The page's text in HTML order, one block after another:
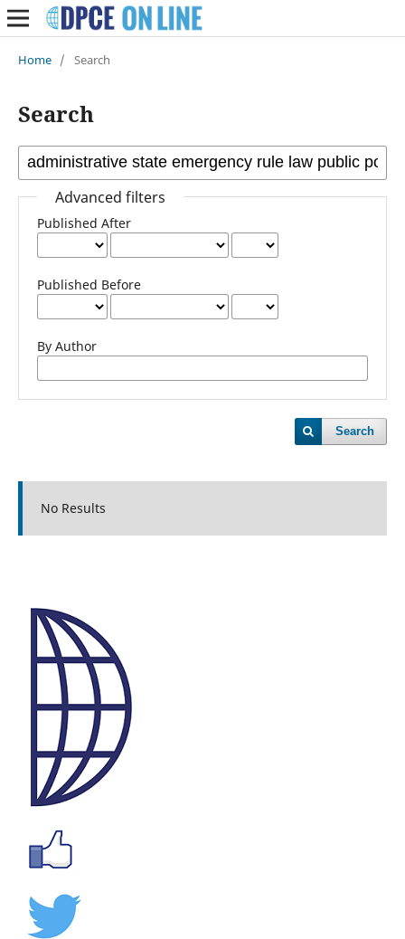
Home / Search
Search
Advanced filters
Published After
Published Before
By Author
Search
No Results